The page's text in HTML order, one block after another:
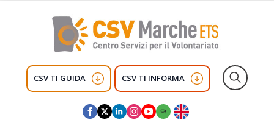
CSV TI GUIDA CSV TI INFORMA